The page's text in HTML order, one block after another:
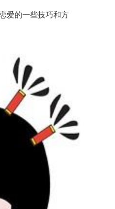
爱的一些技巧和方